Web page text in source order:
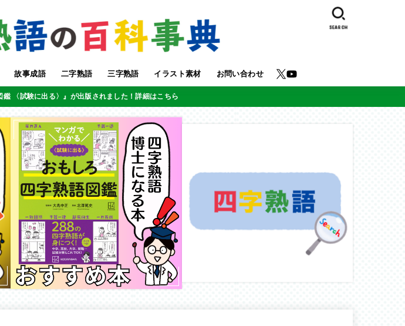
故事成語 二字熟語 三字熟語 イラスト素材 お問い合わせ
SEARCH
〈試験に出る〉』が出版されました！詳細はこちら